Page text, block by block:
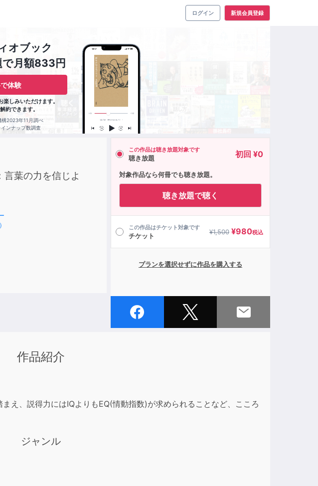
ログイン 新規会員登録
オブック
月額833円
体験
しみいただけます。
約できます。
2023年11月調べ
ンナップ数調査
葉の力を信じよ
この作品は聴き放題対象です
聴き放題 初回 ¥0
対象作品なら何冊でも聴き放題。
聴き放題で聴く
この作品はチケット対象です
チケット ¥1,500 ¥980税込
プランを選択せずに作品を購入する
作品紹介
え、説得力にはIQよりもEQ(情動指数)が求められることなど、こころ
ジャンル